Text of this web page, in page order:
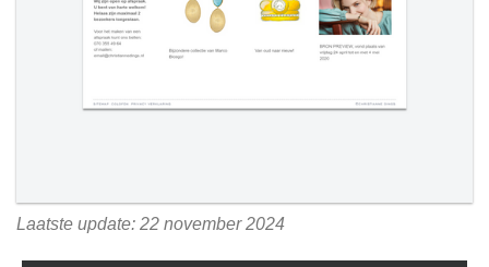
Laatste update: 22 november 2024